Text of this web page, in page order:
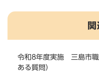
令和8年度実施 三島市職
ある質問）